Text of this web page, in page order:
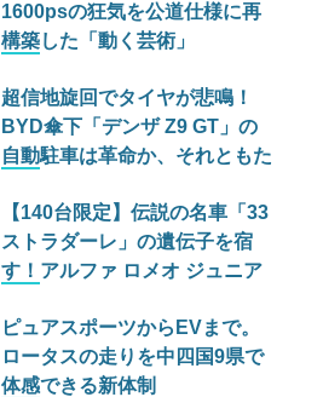
1600psの狂気を公道仕様に再
構築した「動く芸術」
超信地旋回でタイヤが悲鳴！
BYD傘下「デンザ Z9 GT」の
自動駐車は革命か、それともた
【140台限定】伝説の名車「33
ストラダーレ」の遺伝子を宿
す！アルファ ロメオ ジュニア
上陸
ピュアスポーツからEVまで。
ロータスの走りを中四国9県で
体感できる新体制